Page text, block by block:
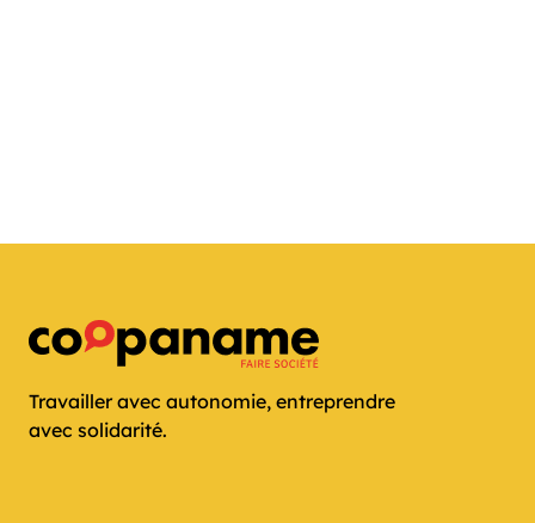
Travailler avec autonomie, entreprendre
avec solidarité.